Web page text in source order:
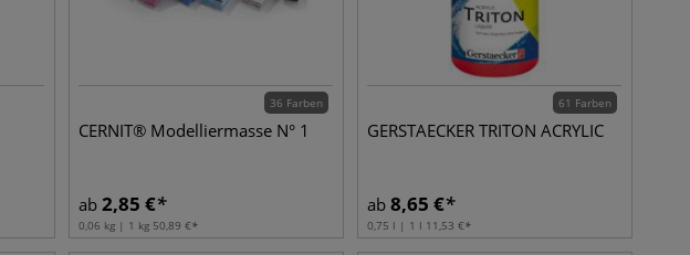
36 Farben
CERNIT® Modelliermasse N° 1
ab 2,85 €
0,06 kg | 1 kg 50,89 €
61 Farben
GERSTAECKER TRITON ACRYLIC
ab 8,65 €
0,75 l | 1 l 11,53 €